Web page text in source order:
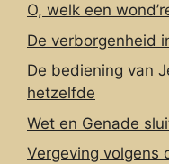
O, welk een
De verborgenheid
De bediening van
hetzelfde
Wet en Genade
Vergeving volgens